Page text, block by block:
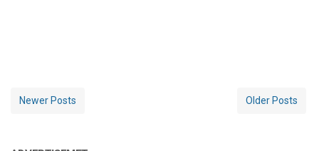
Newer Posts Older Posts